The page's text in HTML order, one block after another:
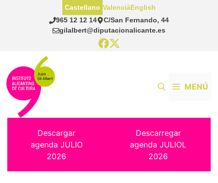
965 12 12 14
C/San Fernando, 44
gilalbert@diputacionalicante.es
Castellano ValenciàEnglish
MENÚ
Descargar
agenda JULIO
2026
Descarregar
agenda JULIOL
2026